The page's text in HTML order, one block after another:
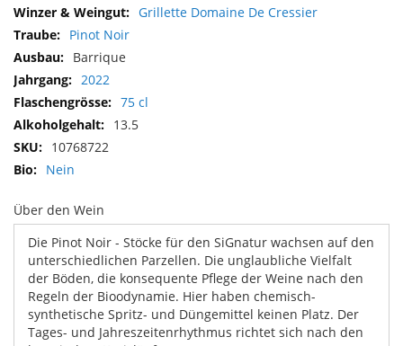
Grillette Domaine De Cressier
Pinot Noir
Barrique
2022
75 cl
13.5
10768722
Nein
Über den Wein
Die Pinot Noir - Stöcke für den SiGnatur wachsen auf den
unterschiedlichen Parzellen. Die unglaubliche Vielfalt
der Böden, die konsequente Pflege der Weine nach den
Regeln der Bioodynamie. Hier haben chemisch-
synthetische Spritz- und Düngemittel keinen Platz. Der
Tages- und Jahreszeitenrhythmus richtet sich nach den